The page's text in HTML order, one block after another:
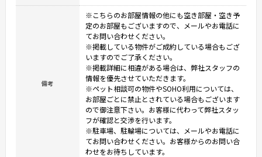
備考
※こちらのお部屋情報の他にも空き部屋・空き予
定のお部屋もございますので、メールやお電話に
てお問い合わせください。
※掲載している物件がご成約している場合もござ
いますのでご了承ください。
※掲載詳細に相違がある場合は、弊社スタッフの
情報を優先させていただきます。
※ペット相談可の物件やSOHO利用については、
お部屋ごとに禁止とされている場合もございます
ので御注意下さい。お客様に代わって弊社スタッ
フが確認と交渉を行います。
※駐車場、駐輪場については、メールやお電話に
てお問い合わせください。お客様からのお問い合
わせをお待ちしています。